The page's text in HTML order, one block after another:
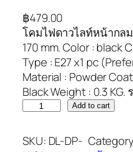
฿479.00
โคมไฟดาวไลท์หน้ากลม
170 mm. Color : black
Type : E27 x1 pc
Material : Powder
Black Weight : 0.3
Add to cart
SKU: DL-DP-